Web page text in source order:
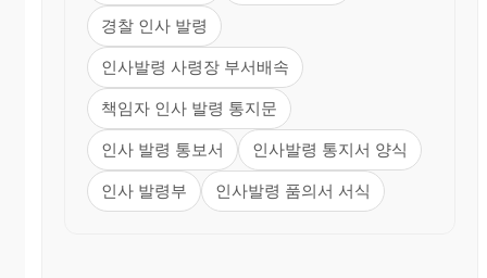
경찰 인사 발령
인사발령 사령장 부서배속
책임자 인사 발령 통지문
인사 발령 통보서 인사발령 통지서 양식
인사 발령부 인사발령 품의서 서식